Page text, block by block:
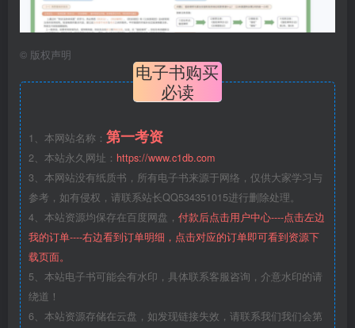
© 版权声明
电子书购买
必读
1、本网站名称： 第一考资
2、本站永久网址： https://www.c1db.com
3、本网站没有纸质书，所有电子书来源于网络，仅供大家学习与
参考，如有侵权，请联系站长QQ534351015进行删除处理。
4、本站资源均保存在百度网盘， 付款后点击用户中心----点击左边
我的订单----右边看到订单明细，点击对应的订单即可看到资源下
载页面。
5、本站电子书可能会有水印，具体联系客服咨询，介意水印的请
绕道！
6、本站资源存储在云盘，如发现链接失效，请联系我们我们会第